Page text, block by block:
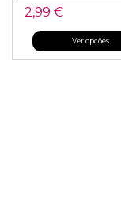
2,99 €
Ver opções